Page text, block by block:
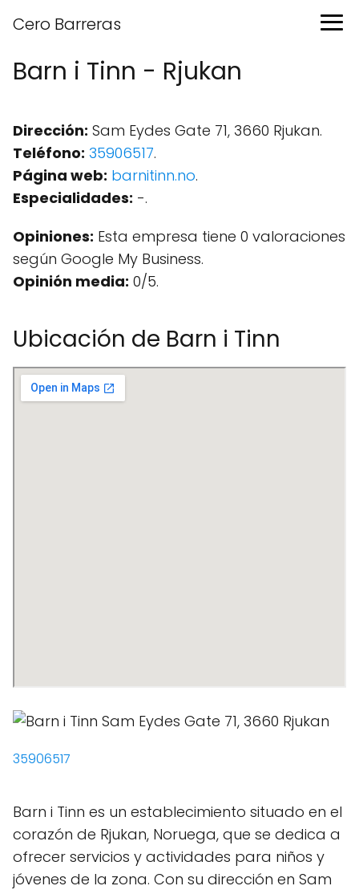
Cero Barreras
Barn i Tinn - Rjukan
Dirección: Sam Eydes Gate 71, 3660 Rjukan.
Teléfono: 35906517.
Página web: barnitinn.no.
Especialidades: -.
Opiniones: Esta empresa tiene 0 valoraciones
según Google My Business.
Opinión media: 0/5.
Ubicación de Barn i Tinn
35906517
Barn i Tinn es un establecimiento situado en el
corazón de Rjukan, Noruega, que se dedica a
ofrecer servicios y actividades para niños y
jóvenes de la zona. Con su dirección en Sam